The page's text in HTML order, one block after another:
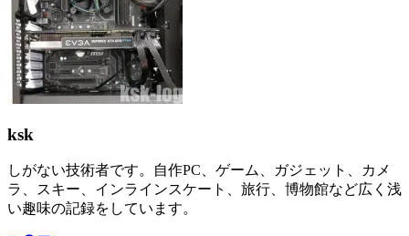
ksk
しがない技術者です。自作PC、ゲーム、ガジェット、カメ
ラ、スキー、インラインスケート、旅行、博物館など広く浅
い趣味の記録をしています。